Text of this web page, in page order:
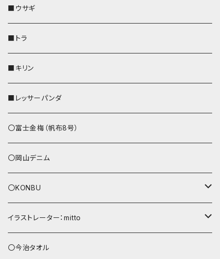
その他
その他
靴下・ミニタオル
財布
その他
その他
財布
その他
リール付きストラップ
リールのみ
ストラップ付
財布
ストラップ付
キーケース
ペンホルダー
AppleWatchバンド
L字ファスナー財布
その他
Apple Watchバンド
■ウサギ
■トラ
■キリン
■レッサーパンダ
〇富士金梅（帆布8号）
〇岡山デニム
〇KONBU
ショルダーバッグ
あずまバッグ
イラストレーター：mitto
シマエナガ
〇今治タオル